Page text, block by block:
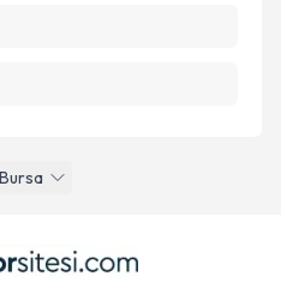
Bursa